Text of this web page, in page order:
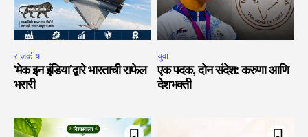
राजकीय
‘मेक इन इंडिया’द्वारे भारताची राफेल
भरारी
युवा
एक पदक, दोन संदेश: करुणा आणि
देशभक्ती